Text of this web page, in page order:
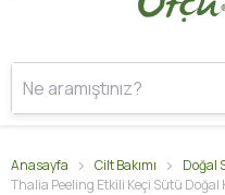
Anasayfa Cilt Bakımı
Doğal
Thalia Peeling Etkili Keçi Sütü Doğal